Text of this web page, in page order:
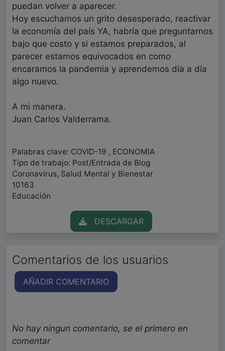
puedan volver a aparecer.
Hoy escuchamos un grito desesperado, reactivar
la economía del país YA, habría que preguntarnos
bajo que costo y si estamos preparados, al
parecer estamos equivocados en como
encaramos la pandemia y aprendemos día a día
algo nuevo.
A mi manera.
Juan Carlos Valderrama.
Palabras clave: COVID-19 , ECONOMIA
Tipo de trabajo: Post/Entrada de Blog
Coronavirus, Salud Mental y Bienestar
10163
Educación
DESCARGAR
Comentarios de los usuarios
AÑADIR COMENTARIO
No hay ningun comentario, se el primero en
comentar